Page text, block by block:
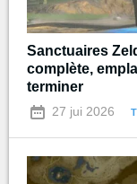
Sanctuaires
complète,
terminer
27 jui 2026